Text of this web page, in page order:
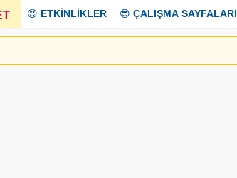
😍 ETKİNLİKLER 😎 ÇALIŞMA SAYFALARI